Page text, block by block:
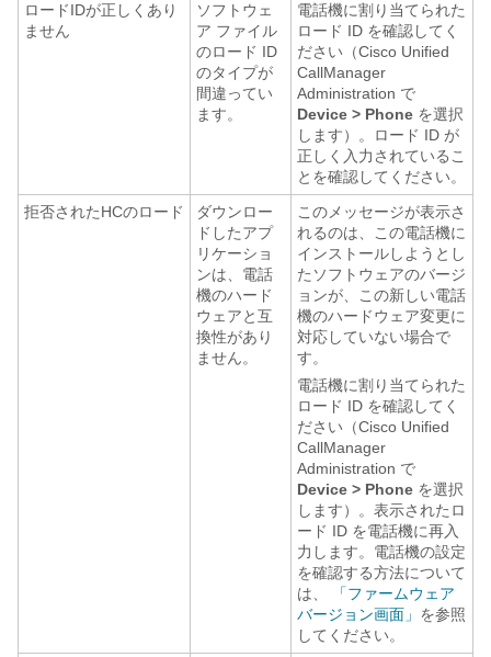
ロードIDが正しくあり
ません
ソフトウェ
ア ファイル
のロード ID
のタイプが
間違ってい
ます。
電話機に割り当てられた
ロード ID を確認してく
ださい（Cisco Unified
CallManager
Administration で
Device > Phone を選択
します）。ロード ID が
正しく入力されているこ
とを確認してください。
拒否されたHCのロード
ダウンロー
ドしたアプ
リケーショ
ンは、電話
機のハード
ウェアと互
換性があり
ません。
このメッセージが表示さ
れるのは、この電話機に
インストールしようとし
たソフトウェアのバージ
ョンが、この新しい電話
機のハードウェア変更に
対応していない場合で
す。
電話機に割り当てられた
ロード ID を確認してく
ださい（Cisco Unified
CallManager
Administration で
Device > Phone を選択
します）。表示されたロ
ード ID を電話機に再入
力します。電話機の設定
を確認する方法について
は、
「ファームウェア
バージョン画面」 を参照
してください。